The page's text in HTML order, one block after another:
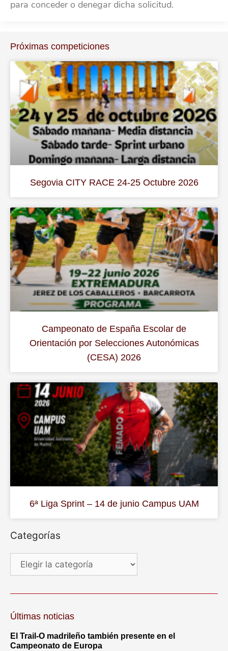
para conceder o denegar dicha solicitud.
Próximas competiciones
Segovia CITY RACE 24-25 Octubre 2026
Campeonato de España Escolar de
Orientación por Selecciones Autonómicas
(CESA) 2026
6ª Liga Sprint – 14 de junio Campus UAM
Categorías
Últimas noticias
El Trail-O madrileño también presente en el
Campeonato de Europa